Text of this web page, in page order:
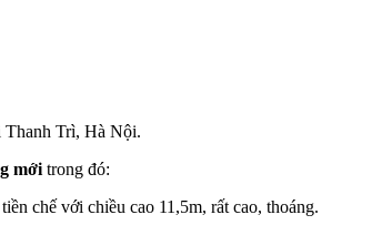
Thanh Trì, Hà Nội.
mới trong đó:
chế với chiều cao 11,5m, rất cao, thoáng.